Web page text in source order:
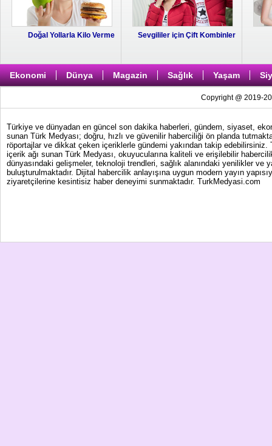
Doğal Yollarla Kilo Verme Sevgililer için Çift Kombinler
Ekonomi Dünya Magazin Sağlık Yaşam
Copyright @ 2019-
Türkiye ve dünyadan en güncel son dakika haberleri, gündem, siyaset,
sunan Türk Medyası; doğru, hızlı ve güvenilir haberciliği ön planda
röportajlar ve dikkat çeken içeriklerle gündemi yakından takip
içerik ağı sunan Türk Medyası, okuyucularına kaliteli ve erişilebilir
dünyasındaki gelişmeler, teknoloji trendleri, sağlık alanındaki yenilikler
buluşturulmaktadır. Dijital habercilik anlayışına uygun modern yayın
ziyaretçilerine kesintisiz haber deneyimi sunmaktadır. TurkMedyasi.com